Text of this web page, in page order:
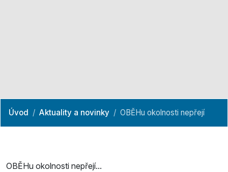
Úvod Aktuality a novinky OBĚHu okolnosti nepřejí
OBĚHu okolnosti nepřejí...